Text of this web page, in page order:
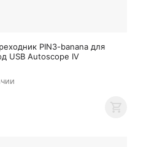
PIN3-banana для
USB Autoscope IV